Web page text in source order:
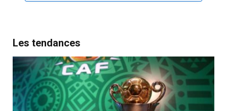
Les tendances